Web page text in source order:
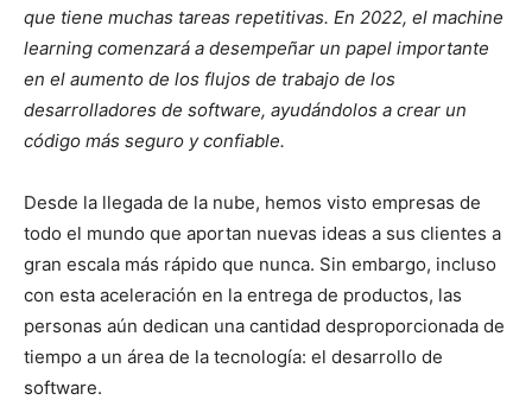
que tiene muchas tareas repetitivas. En 2022, el machine
learning comenzará a desempeñar un papel importante
en el aumento de los flujos de trabajo de los
desarrolladores de software, ayudándolos a crear un
código más seguro y confiable.
Desde la llegada de la nube, hemos visto empresas de
todo el mundo que aportan nuevas ideas a sus clientes a
gran escala más rápido que nunca. Sin embargo, incluso
con esta aceleración en la entrega de productos, las
personas aún dedican una cantidad desproporcionada de
tiempo a un área de la tecnología: el desarrollo de
software.